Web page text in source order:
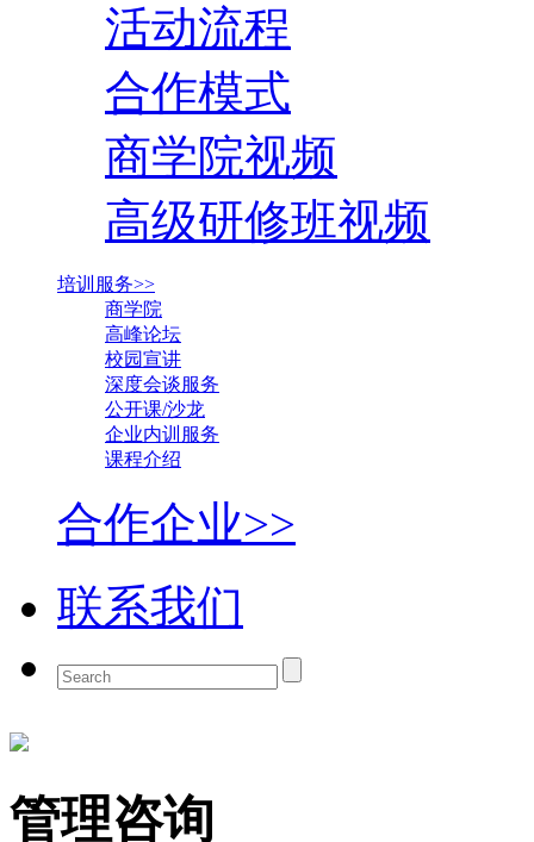
活动流程
合作模式
商学院视频
高级研修班视频
培训服务>>
商学院
高峰论坛
校园宣讲
深度会谈服务
公开课/沙龙
企业内训服务
课程介绍
合作企业>>
联系我们
管理咨询